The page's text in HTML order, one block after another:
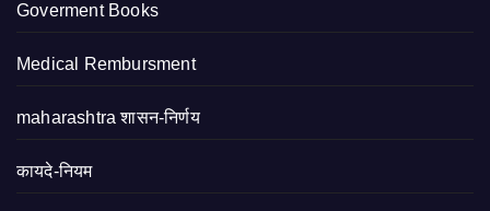
Goverment Books
Medical Rembursment
maharashtra शासन-निर्णय
कायदे-नियम